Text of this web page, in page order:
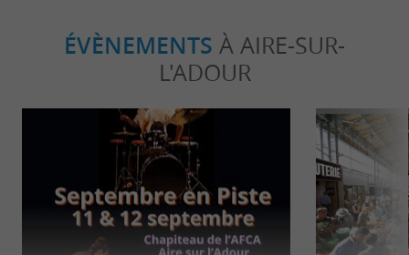
ÉVÈNEMENTS À AIRE-SUR-
L'ADOUR